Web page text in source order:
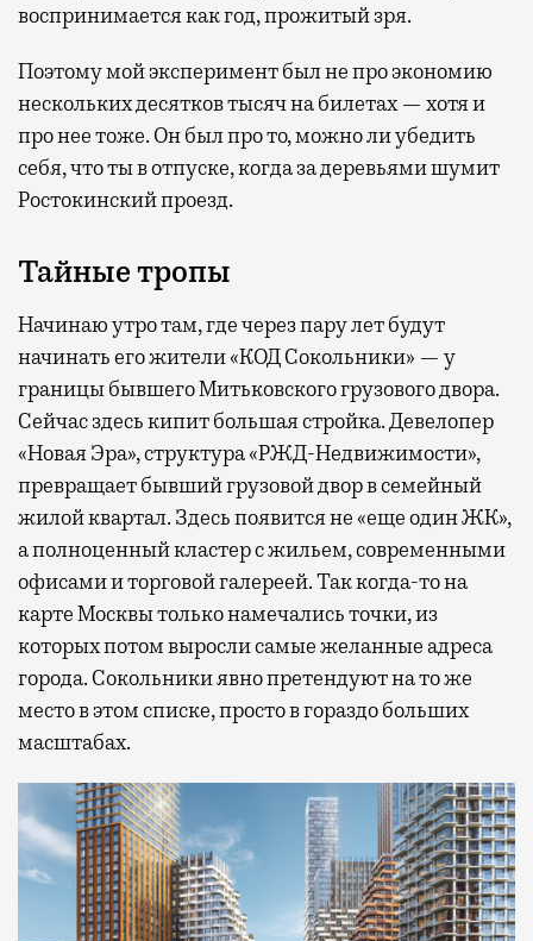
воспринимается как год, прожитый зря.
Поэтому мой эксперимент был не про экономию
нескольких десятков тысяч на билетах — хотя и
про нее тоже. Он был про то, можно ли убедить
себя, что ты в отпуске, когда за деревьями шумит
Ростокинский проезд.
Тайные тропы
Начинаю утро там, где через пару лет будут
начинать его жители «КОД Сокольники» — у
границы бывшего Митьковского грузового двора.
Сейчас здесь кипит большая стройка. Девелопер
«Новая Эра», структура «РЖД-Недвижимости»,
превращает бывший грузовой двор в семейный
жилой квартал. Здесь появится не «еще один ЖК»,
а полноценный кластер с жильем, современными
офисами и торговой галереей. Так когда-то на
карте Москвы только намечались точки, из
которых потом выросли самые желанные адреса
города. Сокольники явно претендуют на то же
место в этом списке, просто в гораздо больших
масштабах.